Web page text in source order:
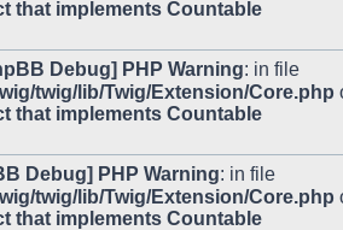
that implements Countable
Debug] PHP Warning: in file
twig/lib/Twig/Extension/Core.php
that implements Countable
Debug] PHP Warning: in file
twig/lib/Twig/Extension/Core.php
that implements Countable